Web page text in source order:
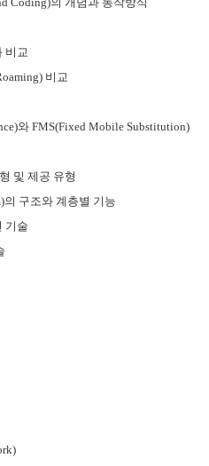
비교
비교
와 FMS(Fixed Mobile Substitution)
및 제공 유형
의 구조와 계층별 기능
기술